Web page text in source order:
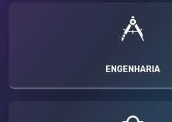
ENGENHARIA